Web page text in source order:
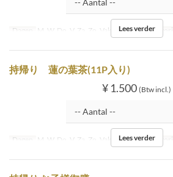
Dagen M, W, Do, V, Za, Zo, Vak Zitplaats Categorie
Lees verder
持帰り 蓮の葉茶(11P入り)
¥ 1.500 (Btw incl.)
Dagen M, W, Do, V, Za, Zo, Vak Zitplaats Categorie
Lees verder